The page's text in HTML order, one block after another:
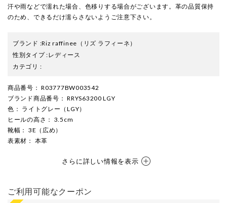
汗や雨などで濡れた場合、色移りする場合がございます。革の品質保持
のため、できるだけ濡らさないようご注意下さい。
ブランド :Riz raffinee （リズ ラフィーネ）
性別タイプ:レディース
カテゴリ :
商品番号 ： R03777BW003542
ブランド商品番号 ： RRYS63200 LGY
色 ： ライトグレー（LGY）
ヒールの高さ ： 3.5cm
靴幅 ： 3E（広め）
表素材 ： 本革
さらに詳しい情報を表示
ご利用可能なクーポン